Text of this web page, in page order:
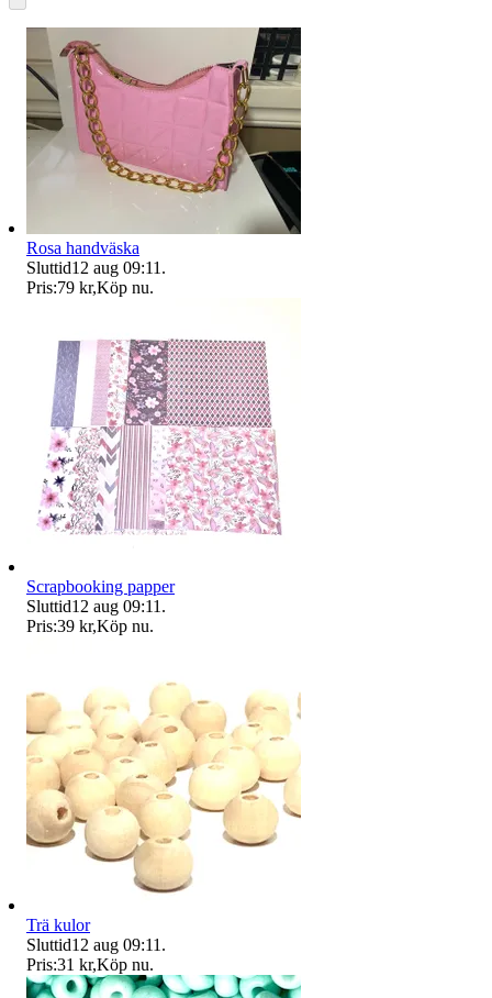
Rosa handväska
Sluttid12 aug 09:11 .
Pris:79 kr,Köp nu.
Scrapbooking papper
Sluttid12 aug 09:11 .
Pris:39 kr,Köp nu.
Trä kulor
Sluttid12 aug 09:11 .
Pris:31 kr,Köp nu.